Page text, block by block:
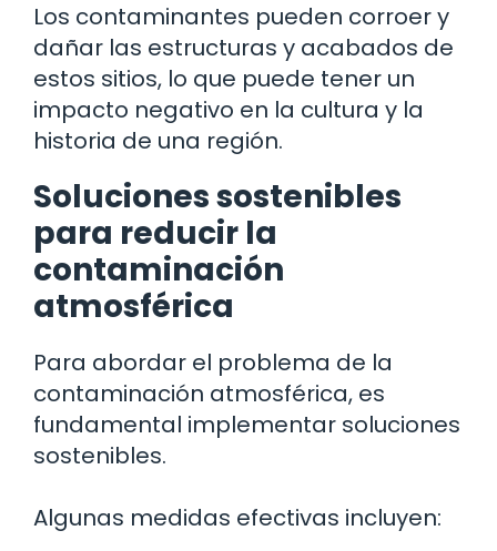
Los contaminantes pueden corroer y
dañar las estructuras y acabados de
estos sitios, lo que puede tener un
impacto negativo en la cultura y la
historia de una región.
Soluciones sostenibles
para reducir la
contaminación
atmosférica
Para abordar el problema de la
contaminación atmosférica, es
fundamental implementar soluciones
sostenibles.
Algunas medidas efectivas incluyen: